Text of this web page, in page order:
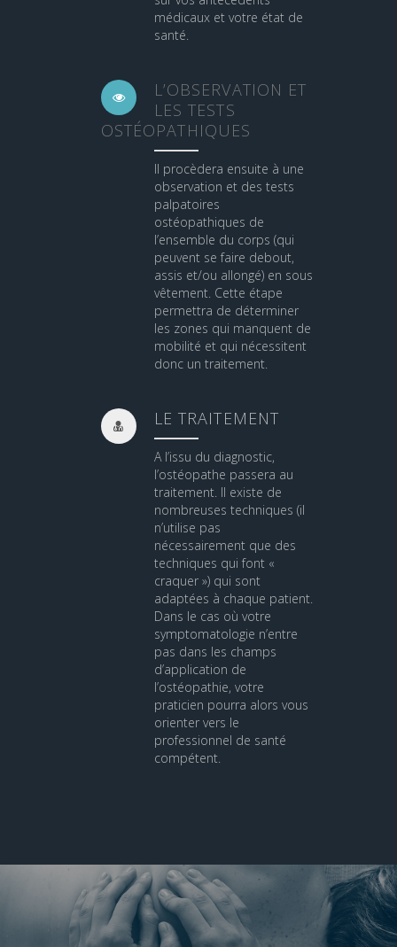
médicaux et votre état de
santé.
L’OBSERVATION ET
LES TESTS
OSTÉOPATHIQUES
Il procèdera ensuite à une
observation et des tests
palpatoires
ostéopathiques de
l’ensemble du corps (qui
peuvent se faire debout,
assis et/ou allongé) en sous
vêtement. Cette étape
permettra de déterminer
les zones qui manquent de
mobilité et qui nécessitent
donc un traitement.
LE TRAITEMENT
A l’issu du diagnostic,
l’ostéopathe passera au
traitement. Il existe de
nombreuses techniques (il
n’utilise pas
nécessairement que des
techniques qui font «
craquer ») qui sont
adaptées à chaque patient.
Dans le cas où votre
symptomatologie n’entre
pas dans les champs
d’application de
l’ostéopathie, votre
praticien pourra alors vous
orienter vers le
professionnel de santé
compétent.